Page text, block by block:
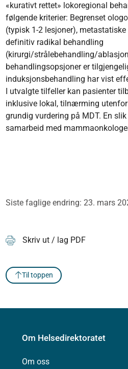
«kurativt rettet» lokoregional
følgende kriterier: Begrenset
(typisk 1-2 lesjoner),
definitiv radikal behandling
(kirurgi/strålebehandling/
behandlingsopsjoner er
induksjonsbehandling har vist
I utvalgte tilfeller kan pasienter
inklusive lokal, tilnærming
grundig vurdering på MDT. En
samarbeid med
Siste faglige endring: 23. mars
Skriv ut / lag PDF
Til toppen
Om Helsedirektoratet
Om oss